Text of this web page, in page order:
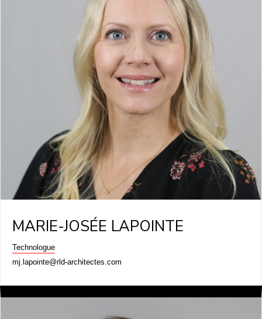
MARIE-JOSÉE LAPOINTE
Technologue
mj.lapointe@rld-architectes.com